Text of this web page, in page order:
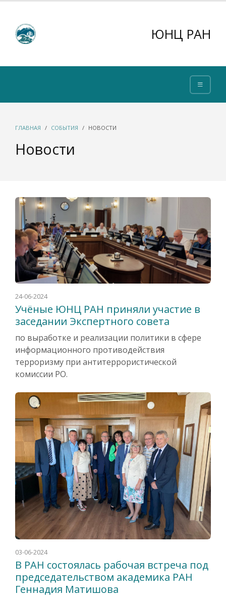
ЮНЦ РАН
ГЛАВНАЯ СОБЫТИЯ НОВОСТИ
Новости
24-06-2024
Учёные ЮНЦ РАН приняли участие в
заседании Экспертного совета
по выработке и реализации политики в сфере
информационного противодействия
терроризму при антитеррористической
комиссии РО.
03-06-2024
В РАН состоялась рабочая встреча под
председательством академика РАН
Геннадия Матишова